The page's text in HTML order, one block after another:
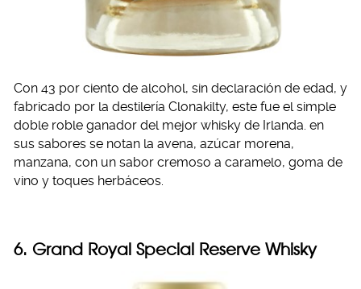
Con 43 por ciento de alcohol, sin declaración de edad, y
fabricado por la destilería Clonakilty, este fue el simple
doble roble ganador del mejor whisky de Irlanda. en
sus sabores se notan la avena, azúcar morena,
manzana, con un sabor cremoso a caramelo, goma de
vino y toques herbáceos.
6. Grand Royal Special Reserve Whisky